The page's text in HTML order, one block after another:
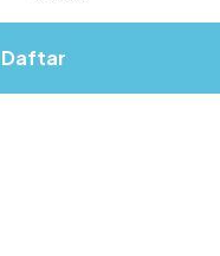
Daftar